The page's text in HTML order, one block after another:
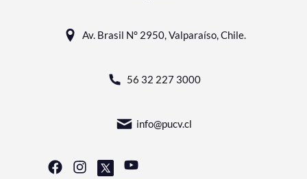
Av. Brasil N° 2950, Valparaíso, Chile.
56 32 227 3000
info@pucv.cl